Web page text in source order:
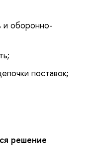
и оборонно-
поставок;
решение